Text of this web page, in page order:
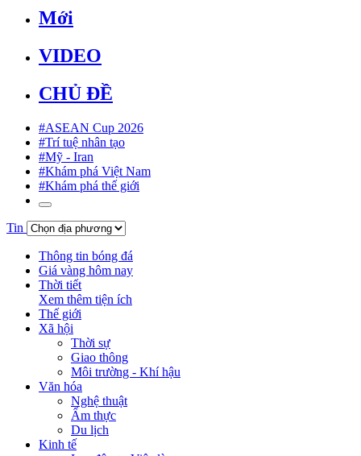
Mới
VIDEO
CHỦ ĐỀ
#ASEAN Cup 2026
#Trí tuệ nhân tạo
#Mỹ - Iran
#Khám phá Việt Nam
#Khám phá thế giới
Tin
Thông tin bóng đá
Giá vàng hôm nay
Thời tiết
Xem thêm tiện ích
Thế giới
Xã hội
Thời sự
Giao thông
Môi trường - Khí hậu
Văn hóa
Nghệ thuật
Ẩm thực
Du lịch
Kinh tế